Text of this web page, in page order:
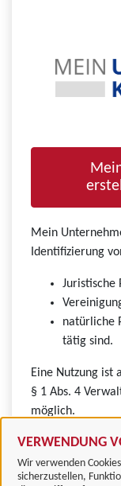
VERWENDUNG
Wir verwenden
sicherzustellen,
Mein
Identifizierung
Juristische
natürliche
tätig sind.
Eine Nutzung ist
§ 1 Abs. 4
möglich.